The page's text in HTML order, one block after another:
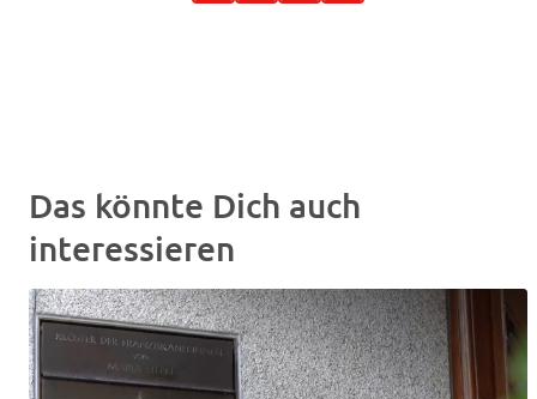
Das könnte Dich auch
interessieren